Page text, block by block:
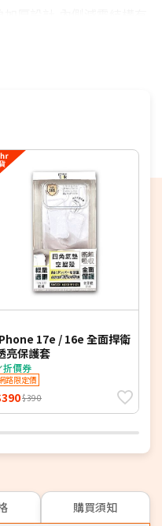
加厚設計,內側減震結構有
17e / 16e 全面捍衛
亮保護套
折價券
路限定價
$390
購買須知